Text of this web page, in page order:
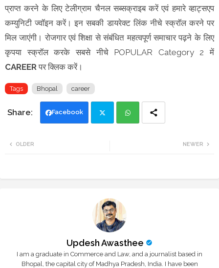
प्राप्त करने के लिए टेलीग्राम चैनल सब्सक्राइब करें एवं हमारे व्हाट्सएप
कम्युनिटी ज्वॉइन करें। इन सबकी डायरेक्ट लिंक नीचे स्क्रॉल करने पर
मिल जाएंगी। रोजगार एवं शिक्षा से संबंधित महत्वपूर्ण समाचार पढ़ने के लिए
कृपया स्क्रॉल करके सबसे नीचे POPULAR Category 2 में
CAREER पर क्लिक करें।
Tags Bhopal career
Facebook
NEWER
OLDER
Updesh Awasthee
I am a graduate in Commerce and Law, and a journalist based in
Bhopal, the capital city of Madhya Pradesh, India. I have been